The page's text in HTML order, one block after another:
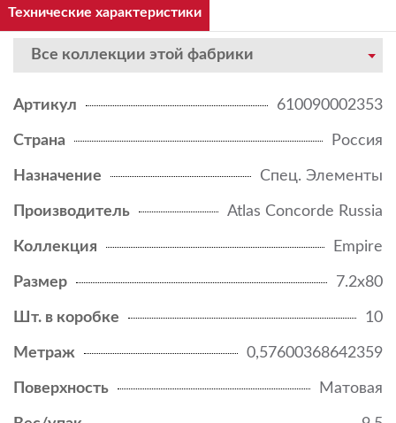
Технические характеристики
Все коллекции этой фабрики
Артикул 610090002353
Страна Россия
Назначение Спец. Элементы
Производитель Atlas Concorde Russia
Коллекция Empire
Размер 7.2x80
Шт. в коробке 10
Метраж 0,57600368642359
Поверхность Матовая